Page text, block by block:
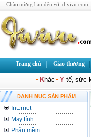
Chào mừng bạn đến với divivu.com,
Trang chủ Giao thương
Y tế, sức
Khác
DANH MỤC SẢN PHẨM
Internet
Máy tính
Phần mềm